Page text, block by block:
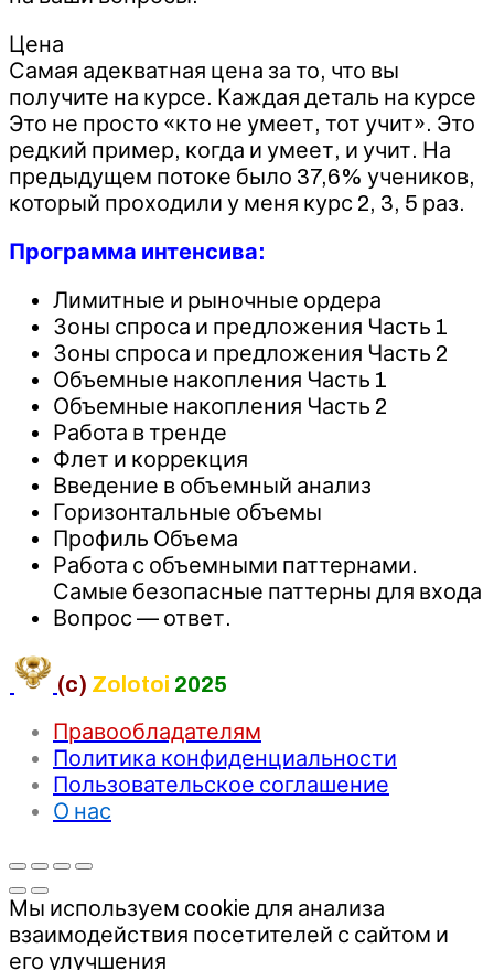
Цена
Самая адекватная цена за то, что вы
получите на курсе. Каждая деталь на курсе
Это не просто «кто не умеет, тот учит». Это
редкий пример, когда и умеет, и учит. На
предыдущем потоке было 37,6% учеников,
который проходили у меня курс 2, 3, 5 раз.
Программа интенсива:
Лимитные и рыночные ордера
Зоны спроса и предложения Часть 1
Зоны спроса и предложения Часть 2
Объемные накопления Часть 1
Объемные накопления Часть 2
Работа в тренде
Флет и коррекция
Введение в объемный анализ
Горизонтальные объемы
Профиль Объема
Работа с объемными паттернами.
Самые безопасные паттерны для входа
Вопрос — ответ.
(c) Zolotoi 2025
Правообладателям
Политика конфиденциальности
Пользовательское соглашение
О нас
Мы используем cookie для анализа
взаимодействия посетителей с сайтом и
его улучшения